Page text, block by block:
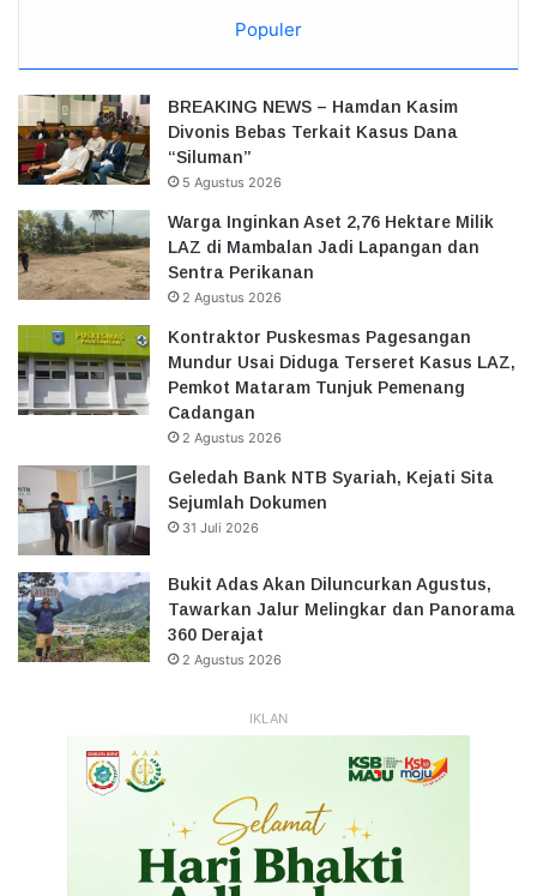
Populer
BREAKING NEWS – Hamdan Kasim
Divonis Bebas Terkait Kasus Dana
“Siluman”
5 Agustus 2026
Warga Inginkan Aset 2,76 Hektare Milik
LAZ di Mambalan Jadi Lapangan dan
Sentra Perikanan
2 Agustus 2026
Kontraktor Puskesmas Pagesangan
Mundur Usai Diduga Terseret Kasus LAZ,
Pemkot Mataram Tunjuk Pemenang
Cadangan
2 Agustus 2026
Geledah Bank NTB Syariah, Kejati Sita
Sejumlah Dokumen
31 Juli 2026
Bukit Adas Akan Diluncurkan Agustus,
Tawarkan Jalur Melingkar dan Panorama
360 Derajat
2 Agustus 2026
IKLAN